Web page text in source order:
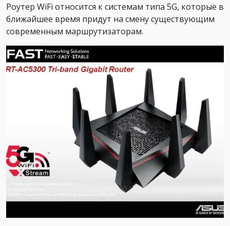
Роутер WiFi относится к системам типа 5G, которые в
ближайшее время придут на смену существующим
современным маршрутизаторам.